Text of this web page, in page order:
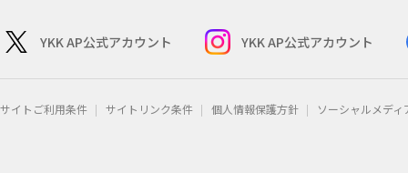
YKK AP公式アカウント YKK AP公式アカウント
サイトご利用条件 サイトリンク条件 個人情報保護方針 ソーシャルメデ